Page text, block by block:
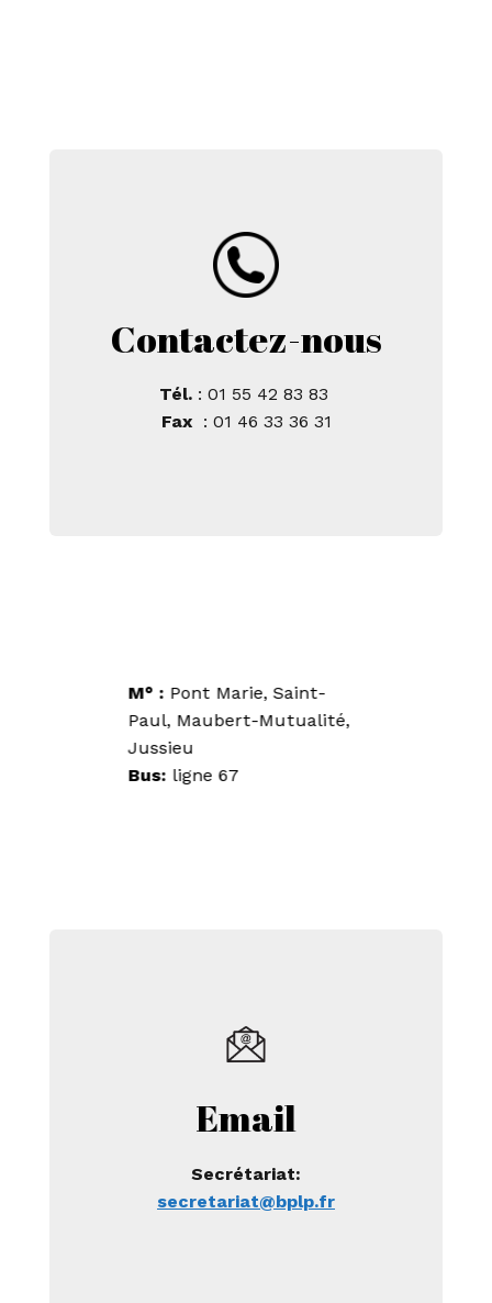
Contactez-nous
Tél.: 01 55 42 83 83
Fax : 01 46 33 36 31
M° : Pont Marie, Saint-
Paul, Maubert-Mutualité,
Jussieu
Bus: ligne 67
Email
Secrétariat:
secretariat@bplp.fr